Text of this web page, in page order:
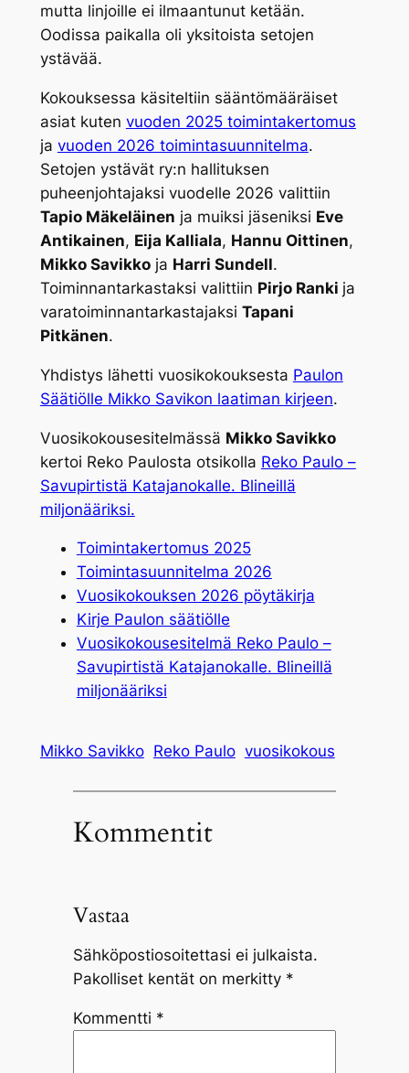
mutta linjoille ei ilmaantunut ketään.
Oodissa paikalla oli yksitoista setojen
ystävää.
Kokouksessa käsiteltiin sääntömääräiset
asiat kuten vuoden 2025 toimintakertomus
ja vuoden 2026 toimintasuunnitelma.
Setojen ystävät ry:n hallituksen
puheenjohtajaksi vuodelle 2026 valittiin
Tapio Mäkeläinen ja muiksi jäseniksi Eve
Antikainen, Eija Kalliala, Hannu Oittinen,
Mikko Savikkoja Harri Sundell.
Toiminnantarkastaksi valittiin Pirjo Ranki ja
varatoiminnantarkastajaksi Tapani
Pitkänen.
Yhdistys lähetti vuosikokouksesta Paulon
Säätiölle Mikko Savikon laatiman kirjeen.
Vuosikokousesitelmässä Mikko Savikko
kertoi Reko Paulosta otsikolla Reko Paulo –
Savupirtistä Katajanokalle. Blineillä
miljonääriksi.
Toimintakertomus 2025
Toimintasuunnitelma 2026
Vuosikokouksen 2026 pöytäkirja
Kirje Paulon säätiölle
Vuosikokousesitelmä Reko Paulo –
Savupirtistä Katajanokalle. Blineillä
miljonääriksi
Mikko Savikko Reko Paulo vuosikokous
Kommentit
Vastaa
Sähköpostiosoitettasi ei julkaista.
Pakolliset kentät on merkitty *
Kommentti *